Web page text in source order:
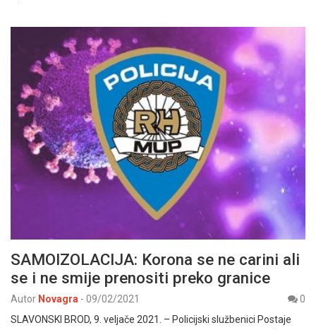
SAMOIZOLACIJA: Korona se ne carini ali
se i ne smije prenositi preko granice
Autor Novagra - 09/02/2021
0
SLAVONSKI BROD, 9. veljače 2021. – Policijski službenici Postaje